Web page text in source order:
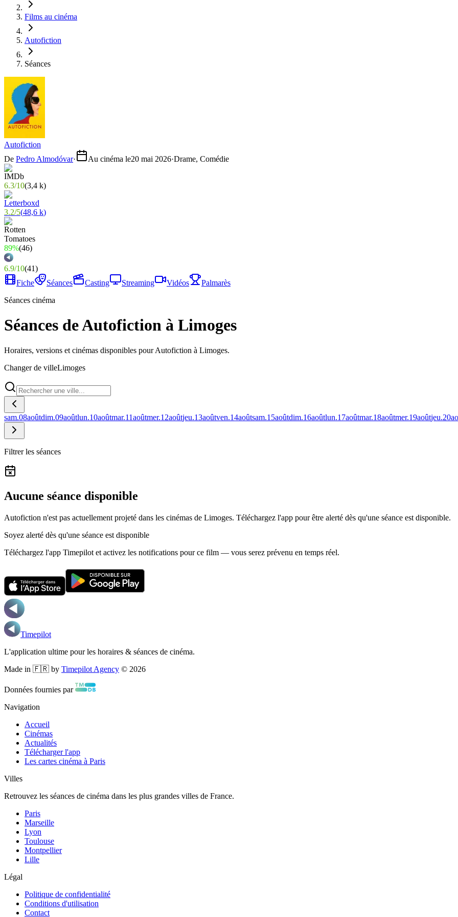
Films au cinéma
Autofiction
Séances
Autofiction
De Pedro Almodóvar· Au cinéma le20 mai 2026·Drame, Comédie
6.3/10(3,4 k)
3.2/5(48,6 k)
89%(46)
6.9/10(41)
Fiche
Séances Casting Streaming Vidéos
Palmarès
Séances cinéma
Séances de Autofiction à Limoges
Horaires, versions et cinémas disponibles pour Autofiction à Limoges.
Changer de villeLimoges
sam.08aoûtdim.09aoûtlun.10aoûtmar.11aoûtmer.12aoûtjeu.13aoûtven.14aoûtsam.15aoûtdim.16aoûtlun.17aoûtmar.18aoûtmer.19aoûtjeu.20
Filtrer les séances
Aucune séance disponible
Autofiction n'est pas actuellement projeté dans les cinémas de Limoges. Téléchargez l'app pour être alerté dès qu'une séance est disponible.
Soyez alerté dès qu'une séance est disponible
Téléchargez l'app Timepilot et activez les notifications pour ce film — vous serez prévenu en temps réel.
Timepilot
L'application ultime pour les horaires & séances de cinéma.
Made in 🇫🇷 by Timepilot Agency © 2026
Données fournies par
Navigation
Accueil
Cinémas
Actualités
Télécharger l'app
Les cartes cinéma à Paris
Villes
Retrouvez les séances de cinéma dans les plus grandes villes de France.
Paris
Marseille
Lyon
Toulouse
Montpellier
Lille
Légal
Politique de confidentialité
Conditions d'utilisation
Contact